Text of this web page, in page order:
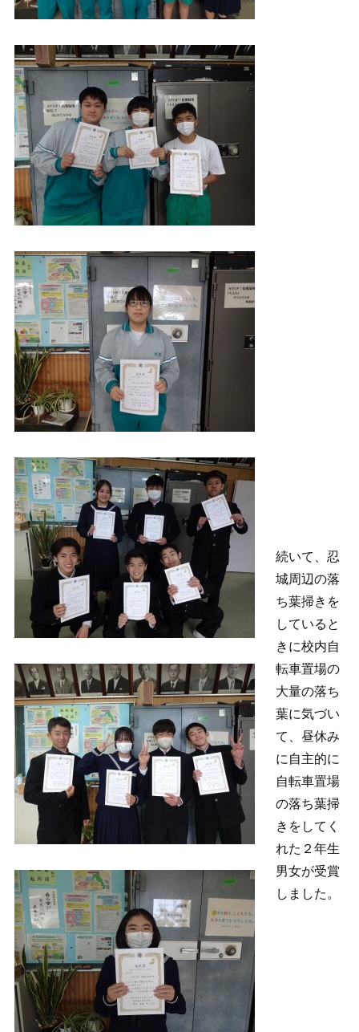
続いて、忍
城周辺の落
ち葉掃きを
していると
きに校内自
転車置場の
大量の落ち
葉に気づい
て、昼休み
に自主的に
自転車置場
の落ち葉掃
きをしてく
れた２年生
男女が受賞
しました。